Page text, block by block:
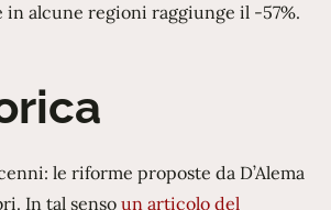
alcune regioni raggiunge il -57%.
le riforme proposte da D’Alema
In tal senso un articolo del